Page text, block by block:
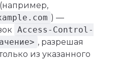
(например,
) —
Access-Control-
, разрешая
из указанного